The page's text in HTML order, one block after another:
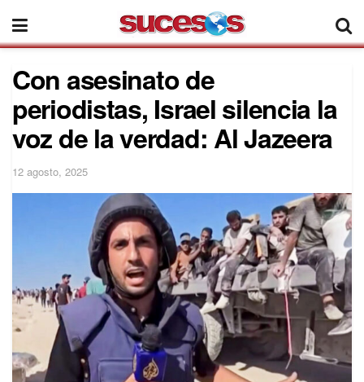
Con asesinato de
periodistas, Israel silencia la
voz de la verdad: Al Jazeera
12 agosto, 2025